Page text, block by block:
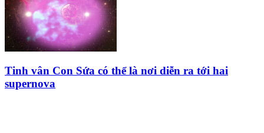
Tinh vân Con Sứa có thể là nơi diễn ra tới hai
supernova